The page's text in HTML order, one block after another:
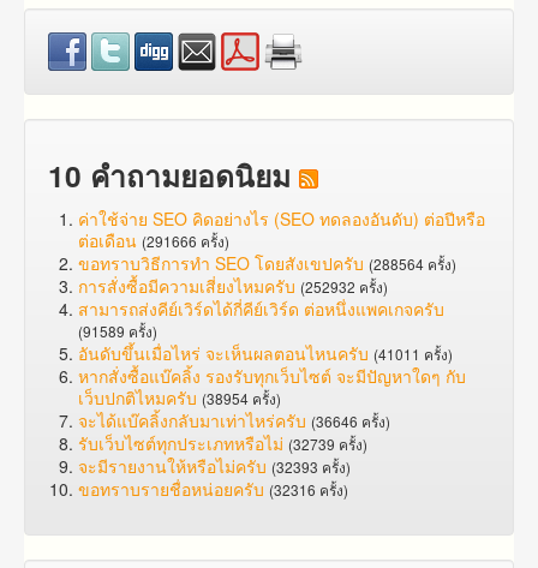
10 คำถามยอดนิยม
ค่าใช้จ่าย SEO คิดอย่างไร (SEO ทดลองอันดับ) ต่อปีหรือ
ต่อเดือน (291666 ครั้ง)
ขอทราบวิธีการทำ SEO โดยสังเขปครับ (288564 ครั้ง)
การสั่งซื้อมีความเสี่ยงไหมครับ (252932 ครั้ง)
สามารถส่งคีย์เวิร์ดได้กี่คีย์เวิร์ด ต่อหนึ่งแพคเกจครับ
(91589 ครั้ง)
อันดับขึ้นเมื่อไหร่ จะเห็นผลตอนไหนครับ (41011 ครั้ง)
หากสั่งซื้อแบ๊คลิ้ง รองรับทุกเว็บไซต์ จะมีปัญหาใดๆ กับ
เว็บปกติไหมครับ (38954 ครั้ง)
จะได้แบ๊คลิ้งกลับมาเท่าไหร่ครับ (36646 ครั้ง)
รับเว็บไซต์ทุกประเภทหรือไม่ (32739 ครั้ง)
จะมีรายงานให้หรือไม่ครับ (32393 ครั้ง)
ขอทราบรายชื่อหน่อยครับ (32316 ครั้ง)